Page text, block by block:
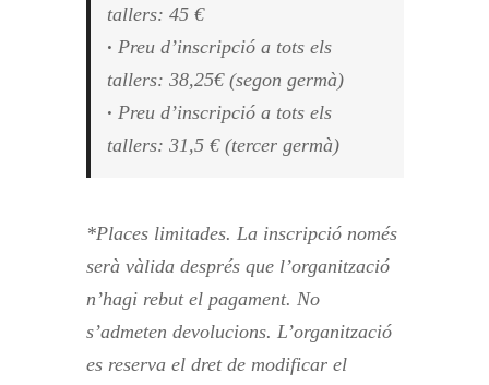
tallers: 45 €
· Preu d’inscripció a tots els
tallers: 38,25€ (segon germà)
· Preu d’inscripció a tots els
tallers: 31,5 € (tercer germà)
*Places limitades. La inscripció només
serà vàlida després que l’organització
n’hagi rebut el pagament. No
s’admeten devolucions. L’organització
es reserva el dret de modificar el